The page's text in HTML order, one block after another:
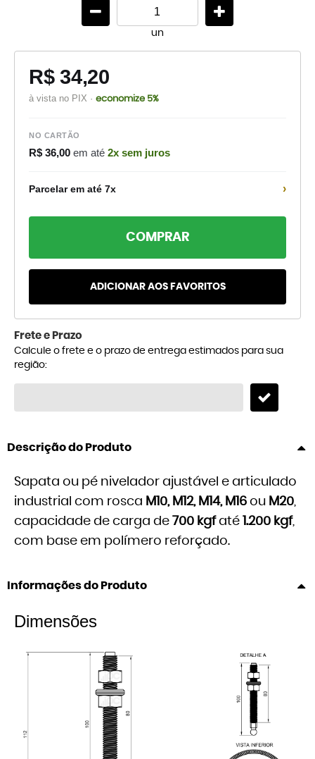
un
R$ 34,20
à vista no PIX · economize 5%
NO CARTÃO
R$ 36,00 em até 2x sem juros
Parcelar em até 7x ›
COMPRAR
ADICIONAR AOS FAVORITOS
Frete e Prazo
Calcule o frete e o prazo de entrega estimados para sua
região:
Descrição do Produto
Sapata ou pé nivelador ajustável e articulado
industrial com rosca M10, M12, M14,M16 ou M20,
capacidade de carga de 700 kgfaté 1.200 kgf,
com base em polímero reforçado.
Informações do Produto
Dimensões